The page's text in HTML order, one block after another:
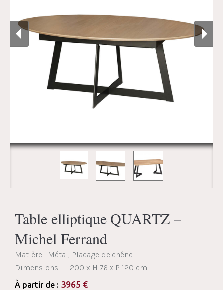
Table elliptique QUARTZ –
Michel Ferrand
Matière : Métal, Placage de chêne
Dimensions : L 200 x H 76 x P 120 cm
À partir de : 3965 €